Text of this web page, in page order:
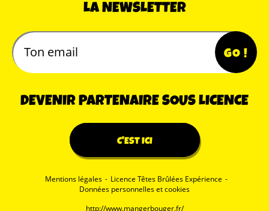
LA NEWSLETTER
DEVENIR PARTENAIRE SOUS LICENCE
C'EST ICI
Mentions légales - Licence Têtes Brûlées Expérience -
Données personnelles et cookies
http://www.mangerbouger.fr/